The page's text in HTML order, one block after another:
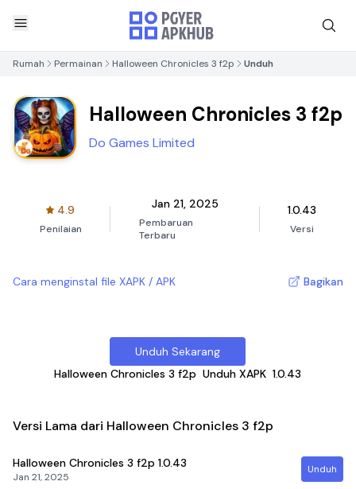
Rumah Permainan Halloween Chronicles 3 f2p Unduh
Halloween Chronicles 3 f2p
Do Games Limited
4.9
Penilaian
Jan 21, 2025
Pembaruan
Terbaru
1.0.43
Versi
Cara menginstal file XAPK / APK Bagikan
Unduh Sekarang
Halloween Chronicles 3 f2p Unduh XAPK 1.0.43
Versi Lama dari Halloween Chronicles 3 f2p
Halloween Chronicles 3 f2p 1.0.43
Jan 21, 2025
Unduh